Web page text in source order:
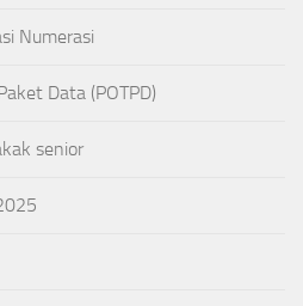
Numerasi
Data (POTPD)
senior